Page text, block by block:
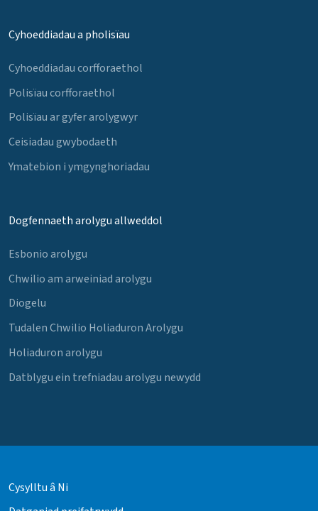
Cyhoeddiadau a pholisïau
Cyhoeddiadau corfforaethol
Polisïau corfforaethol
Polisïau ar gyfer arolygwyr
Ceisiadau gwybodaeth
Ymatebion i ymgynghoriadau
Dogfennaeth arolygu allweddol
Esbonio arolygu
Chwilio am arweiniad arolygu
Diogelu
Tudalen Chwilio Holiaduron Arolygu
Holiaduron arolygu
Datblygu ein trefniadau arolygu newydd
Cysylltu â Ni